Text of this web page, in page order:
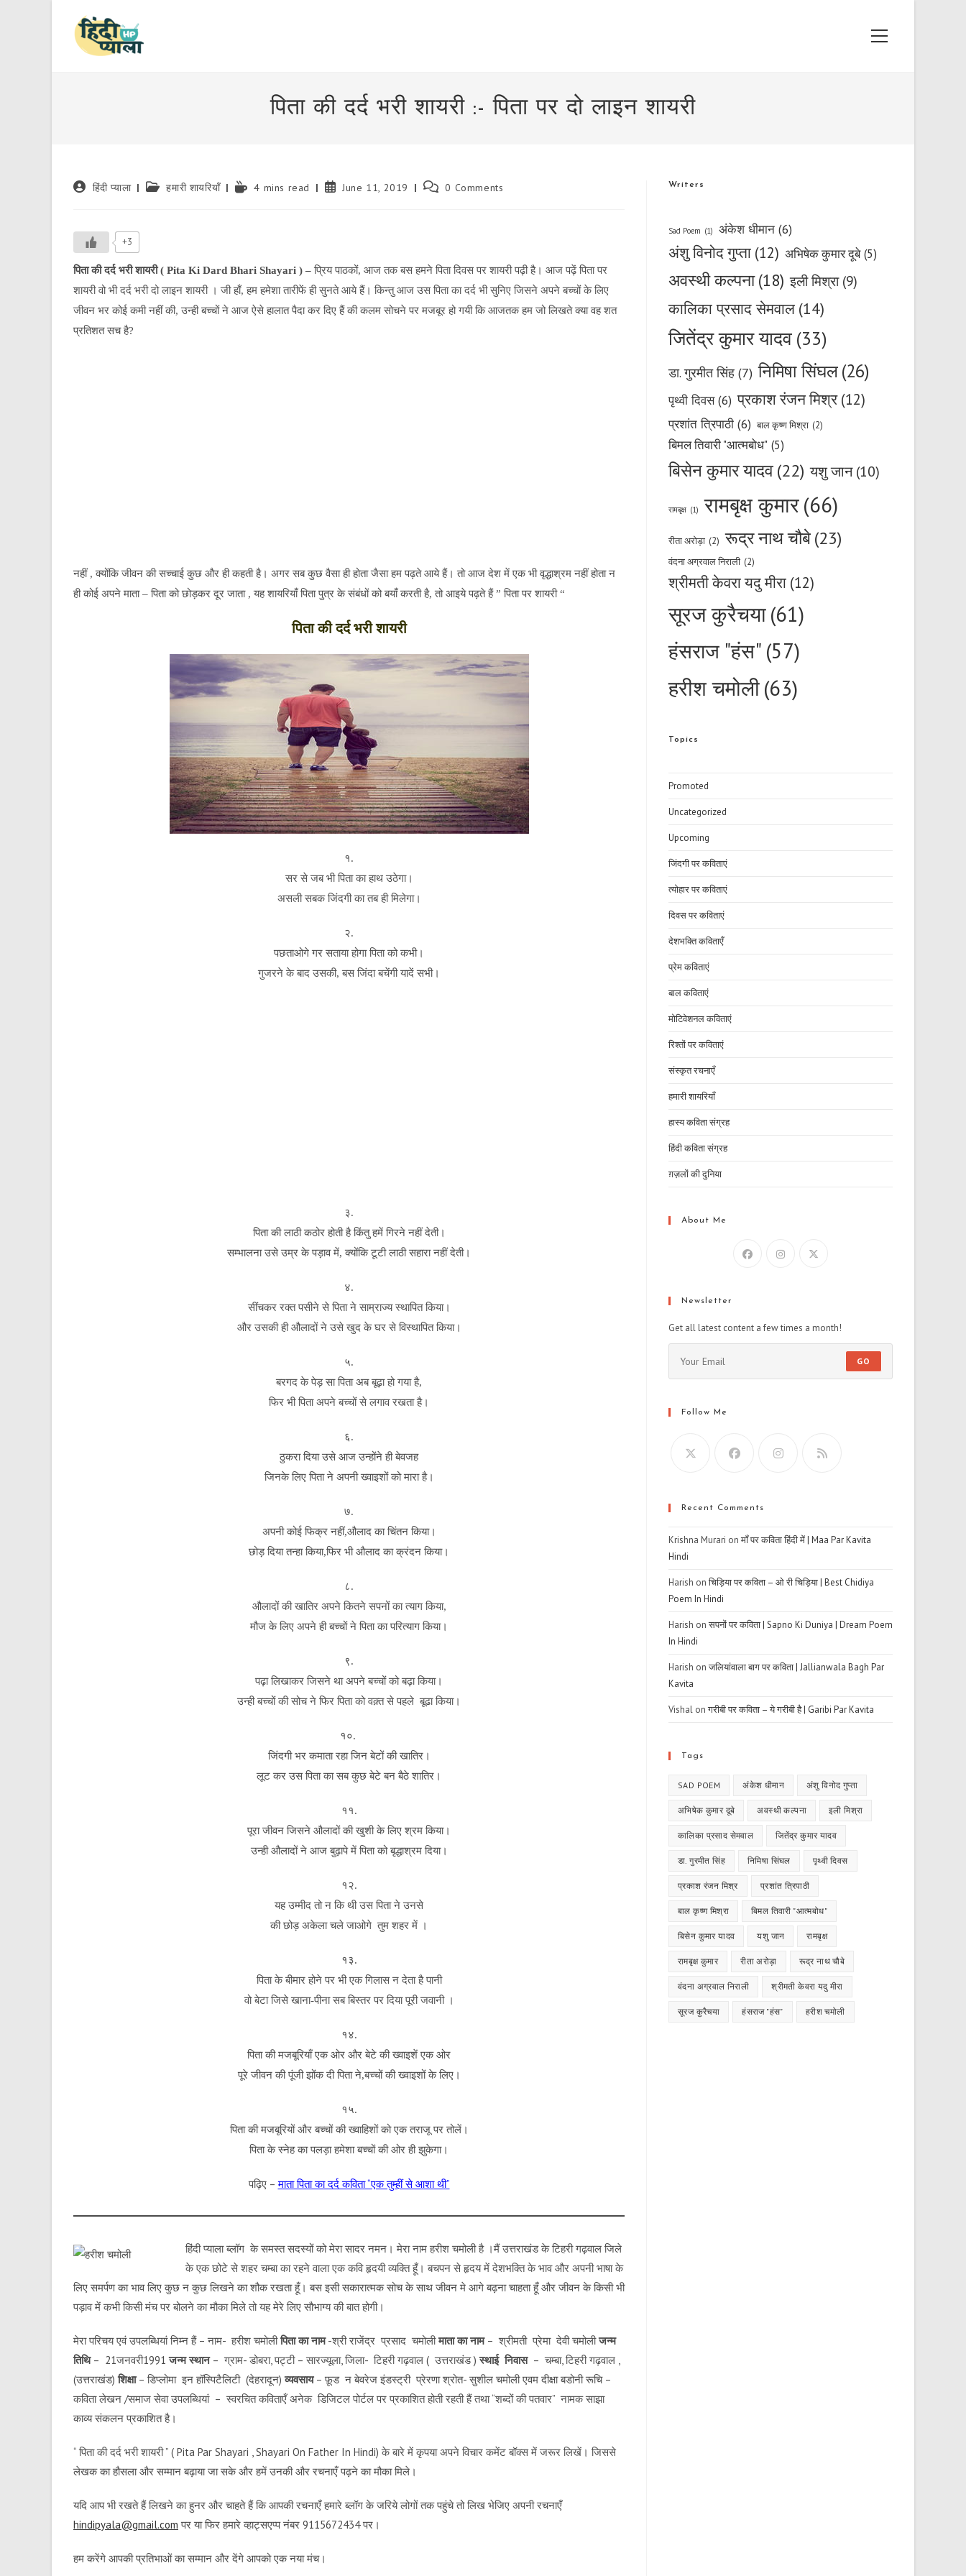
Main
पिता की दर्द भरी शायरी :- पिता पर दो लाइन शायरी
Post हिंदी प्याला
Post हमारी शायरियाँ
Reading4 mins read
PostJune 11, 2019
Post 0 Comments
+3
पिता की दर्द भरी शायरी ( Pita Ki Dard Bhari Shayari ) –प्रिय पाठकों, आज तक बस हमने पिता दिवस पर शायरी पढ़ी है। आज पढ़ें पिता पर
शायरी वो भी दर्द भरी दो लाइन शायरी । जी हाँ, हम हमेशा तारीफें ही सुनते आये हैं। किन्तु आज उस पिता का दर्द भी सुनिए जिसने अपने बच्चों के लिए
जीवन भर कोई कमी नहीं की, उन्ही बच्चों ने आज ऐसे हालात पैदा कर दिए हैं की कलम सोचने पर मजबूर हो गयी कि आजतक हम जो लिखते क्या वह शत
प्रतिशत सच है?
नहीं , क्योंकि जीवन की सच्चाई कुछ और ही कहती है। अगर सब कुछ वैसा ही होता जैसा हम पढ़ते आये हैं। तो आज देश में एक भी वृद्धाश्रम नहीं होता न
ही कोई अपने माता – पिता को छोड़कर दूर जाता , यह शायरियाँ पिता पुत्र के संबंधों को बयाँ करती है, तो आइये पढ़ते हैं ” पिता पर शायरी “
पिता की दर्द भरी शायरी
१.
सर से जब भी पिता का हाथ उठेगा।
असली सबक जिंदगी का तब ही मिलेगा।
२.
पछताओगे गर सताया होगा पिता को कभी।
गुजरने के बाद उसकी, बस जिंदा बचेंगी यादें सभी।
३.
पिता की लाठी कठोर होती है किंतु हमें गिरने नहीं देती।
सम्भालना उसे उम्र के पड़ाव में, क्योंकि टूटी लाठी सहारा नहीं देती।
४.
सींचकर रक्त पसीने से पिता ने साम्राज्य स्थापित किया।
और उसकी ही औलादों ने उसे खुद के घर से विस्थापित किया।
५.
बरगद के पेड़ सा पिता अब बूढ़ा हो गया है,
फिर भी पिता अपने बच्चों से लगाव रखता है।
६.
ठुकरा दिया उसे आज उन्होंने ही बेवजह
जिनके लिए पिता ने अपनी ख्वाइशों को मारा है।
७.
अपनी कोई फिक्र नहीं,औलाद का चिंतन किया।
छोड़ दिया तन्हा किया,फिर भी औलाद का क्रंदन किया।
८.
औलादों की खातिर अपने कितने सपनों का त्याग किया,
मौज के लिए अपने ही बच्चों ने पिता का परित्याग किया।
९.
पढ़ा लिखाकर जिसने था अपने बच्चों को बढ़ा किया।
उन्ही बच्चों की सोच ने फिर पिता को वक़्त से पहले बूढा किया।
१०.
जिंदगी भर कमाता रहा जिन बेटों की खातिर।
लूट कर उस पिता का सब कुछ बेटे बन बैठे शातिर।
११.
पूरा जीवन जिसने औलादों की खुशी के लिए श्रम किया।
उन्ही औलादों ने आज बुढ़ापे में पिता को बृद्धाश्रम दिया।
१२.
यह उम्मीद तो न कि थी उस पिता ने उनसे
की छोड़ अकेला चले जाओगे तुम शहर में ।
१३.
पिता के बीमार होने पर भी एक गिलास न देता है पानी
वो बेटा जिसे खाना-पीना सब बिस्तर पर दिया पूरी जवानी ।
१४.
पिता की मजबूरियाँ एक ओर और बेटे की ख्वाइशें एक ओर
पूरे जीवन की पूंजी झोंक दी पिता ने,बच्चों की ख्वाइशों के लिए।
१५.
पिता की मजबूरियों और बच्चों की ख्वाहिशों को एक तराजू पर तोलें।
पिता के स्नेह का पलड़ा हमेशा बच्चों की ओर ही झुकेगा।
पढ़िए –माता पिता का दर्द कविता “एक तुम्हीं से आशा थी”
हिंदी प्याला ब्लॉग के समस्त सदस्यों को मेरा सादर नमन। मेरा नाम हरीश चमोली है ।मैं उत्तराखंड के टिहरी गढ़वाल जिले
के एक छोटे से शहर चम्बा का रहने वाला एक कवि हृदयी व्यक्ति हूँ। बचपन से हृदय में देशभक्ति के भाव और अपनी भाषा के
लिए समर्पण का भाव लिए कुछ न कुछ लिखने का शौक रखता हूँ। बस इसी सकारात्मक सोच के साथ जीवन मे आगे बढ़ना चाहता हूँ और जीवन के किसी भी
पड़ाव में कभी किसी मंच पर बोलने का मौका मिले तो यह मेरे लिए सौभाग्य की बात होगी।
मेरा परिचय एवं उपलब्धियां निम्न हैं – नाम- हरीश चमोलीपिता का नाम-श्री राजेंद्र प्रसाद चमोलीमाता का नाम– श्रीमती प्रेमा देवी चमोलीजन्म
तिथि– 21जनवरी1991जन्म स्थान– ग्राम- डोबरा, पट्टी – सारज्यूला, जिला- टिहरी गढ़वाल ( उत्तराखंड )स्थाई निवास– चम्बा, टिहरी गढ़वाल ,
(उत्तराखंड)शिक्षा– डिप्लोमा इन हॉस्पिटैलिटी (देहरादून)व्यवसाय– फ़ूड न बेवरेज इंडस्ट्री प्रेरणा श्रोत- सुशील चमोली एवम दीक्षा बडोनी रूचि –
कविता लेखन /समाज सेवा उपलब्धियां – स्वरचित कविताएँ अनेक डिजिटल पोर्टल पर प्रकाशित होती रहती हैं तथा “शब्दों की पतवार” नामक साझा
काव्य संकलन प्रकाशित है।
“ पिता की दर्द भरी शायरी ” ( Pita Par Shayari , Shayari On Father In Hindi) के बारे में कृपया अपने विचार कमेंट बॉक्स में जरूर लिखें। जिससे
लेखक का हौसला और सम्मान बढ़ाया जा सके और हमें उनकी और रचनाएँ पढ़ने का मौका मिले।
यदि आप भी रखते हैं लिखने का हुनर और चाहते हैं कि आपकी रचनाएँ हमारे ब्लॉग के जरिये लोगों तक पहुंचे तो लिख भेजिए अपनी रचनाएँ
hindipyala@gmail.com पर या फिर हमारे व्हाट्सएप्प नंबर 9115672434 पर।
हम करेंगे आपकी प्रतिभाओं का सम्मान और देंगे आपको एक नया मंच।
Writers
Sad Poem (1) अंकेश धीमान (6)
अंशु विनोद गुप्ता (12) अभिषेक कुमार दूबे (5)
अवस्थी कल्पना (18) इली मिश्रा (9)
कालिका प्रसाद सेमवाल (14)
जितेंद्र कुमार यादव (33)
डा. गुरमीत सिंह (7) निमिषा सिंघल(26)
पृथ्वी दिवस (6) प्रकाश रंजन मिश्र (12)
प्रशांत त्रिपाठी (6) बाल कृष्ण मिश्रा (2)
बिमल तिवारी "आत्मबोध" (5)
बिसेन कुमार यादव(22) यशु जान (10)
रामबृक्ष (1) रामबृक्ष कुमार(66)
रीता अरोड़ा (2) रूद्र नाथ चौबे(23)
वंदना अग्रवाल निराली (2)
श्रीमती केवरा यदु मीरा (12)
सूरज कुरैचया(61)
हंसराज "हंस" (57)
हरीश चमोली(63)
Topics
Promoted
Uncategorized
Upcoming
जिंदगी पर कविताएं
त्योहार पर कविताएं
दिवस पर कविताएं
देशभक्ति कविताएँ
प्रेम कविताएं
बाल कविताएं
मोटिवेशनल कविताएं
रिश्तों पर कविताएं
संस्कृत रचनाएँ
हमारी शायरियाँ
हास्य कविता संग्रह
हिंदी कविता संग्रह
ग़ज़लों की दुनिया
About Me
Newsletter
Get all latest content a few times a month!
GO
Follow Me
Recent Comments
Krishna Murari onमाँ पर कविता हिंदी में | Maa Par Kavita
Hindi
Harish onचिड़िया पर कविता – ओ री चिड़िया | Best Chidiya
Poem In Hindi
Harish onसपनों पर कविता | Sapno Ki Duniya | Dream Poem
In Hindi
Harish onजलियांवाला बाग पर कविता | Jallianwala Bagh Par
Kavita
Vishal onगरीबी पर कविता – ये गरीबी है | Garibi Par Kavita
Tags
SAD POEM अंकेश धीमान अंशु विनोद गुप्ता
अभिषेक कुमार दूबे अवस्थी कल्पना इली मिश्रा
कालिका प्रसाद सेमवाल जितेंद्र कुमार यादव
डा. गुरमीत सिंह निमिषा सिंघल पृथ्वी दिवस
प्रकाश रंजन मिश्र प्रशांत त्रिपाठी
बाल कृष्ण मिश्रा बिमल तिवारी "आत्मबोध"
बिसेन कुमार यादव यशु जान रामबृक्ष
रामबृक्ष कुमार रीता अरोड़ा रूद्र नाथ चौबे
वंदना अग्रवाल निराली श्रीमती केवरा यदु मीरा
सूरज कुरैचया हंसराज "हंस" हरीश चमोली